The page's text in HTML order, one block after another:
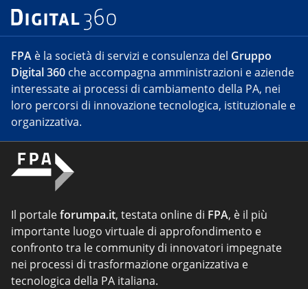
FPA è la società di servizi e consulenza del Gruppo
Digital 360 che accompagna amministrazioni e aziende
interessate ai processi di cambiamento della PA, nei
loro percorsi di innovazione tecnologica, istituzionale e
organizzativa.
Il portaleforumpa.it, testata online di FPA, è il più
importante luogo virtuale di approfondimento e
confronto tra le community di innovatori impegnate
nei processi di trasformazione organizzativa e
tecnologica della PA italiana.